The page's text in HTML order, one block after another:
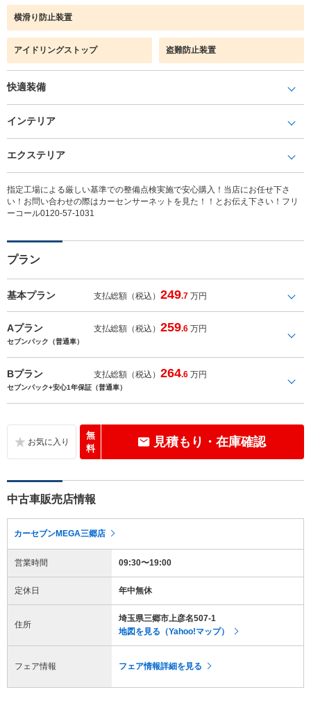
横滑り防止装置
アイドリングストップ 盗難防止装置
快適装備
インテリア
エクステリア
指定工場による厳しい基準での整備点検実施で安心購入！当店にお任せ下さ
い！お問い合わせの際はカーセンサーネットを見た！！とお伝え下さい！フリ
ーコール0120-57-1031
プラン
基本プラン 支払総額（税込）249.7 万円
Aプラン 支払総額（税込）259.6 万円
セブンパック（普通車）
Bプラン 支払総額（税込）264.6 万円
セブンパック+安心1年保証（普通車）
無
料
見積もり・在庫確認
中古車販売店情報
カーセブンMEGA三郷店
営業時間 09:30〜19:00
定休日 年中無休
住所
埼玉県三郷市上彦名507-1
地図を見る（Yahoo!マップ）
フェア情報 フェア情報詳細を見る